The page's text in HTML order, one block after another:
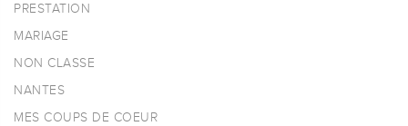
PRESTATION
MARIAGE
NON CLASSE
NANTES
MES COUPS DE COEUR